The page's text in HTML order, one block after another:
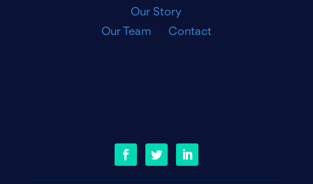
Our Story
Our Team
Contact